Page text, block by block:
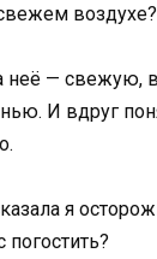
воздухе?
неё — свежую,
И вдруг
я
погостить?